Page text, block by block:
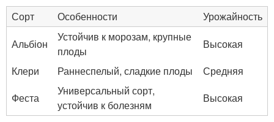
Сорт
Особенности
Урожайность
Альбіон
Устойчив к морозам, крупные
плоды
Высокая
Клери
Раннеспелый, сладкие плоды
Средняя
Феста
Универсальный сорт,
устойчив к болезням
Высокая